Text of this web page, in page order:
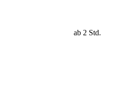
ab 2 Std.